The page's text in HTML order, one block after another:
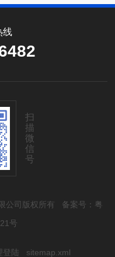
线
扫
描
微
信
号
公司版权所有 备案号：粤
号
登陆 sitemap.xml